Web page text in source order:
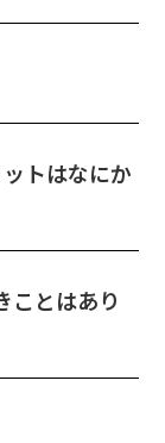
食堂があり、
転車や原付バ
トはなにか
としてはかな
ことはあり
んし、コンビ